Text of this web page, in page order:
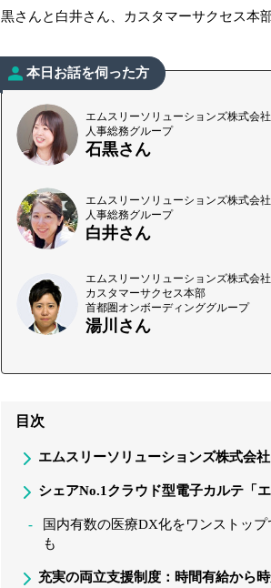
黒さんと白井さん、カスタマーサクセス本
本日お話を伺った方
エムスリーソリューションズ株式会社
人事総務グループ
石黒さん
エムスリーソリューションズ株式会社
人事総務グループ
白井さん
エムスリーソリューションズ株式会社
カスタマーサクセス本部
首都圏オンボーディンググループ
湯川さん
目次
エムスリーソリューションズ株式会
シェアNo.1クラウド型電子カルテ「
国内有数の医療DX化をワンストッ
も
充実の両立支援制度：時間有給から